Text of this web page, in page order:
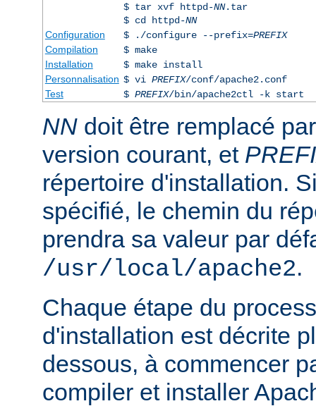
$ tar xvf httpd-NN.tar
$ cd httpd-NN
Configuration
$ ./configure --prefix=PREFIX
Compilation
$ make
Installation
$ make install
Personnalisation $ vi PREFIX/conf/apache2.conf
Test
$ PREFIX/bin/apache2ctl -k start
NN doit être remplacé
version courant, et
répertoire d'installation.
spécifié, le chemin du
prendra sa valeur par
/usr/local/apache2.
Chaque étape du
d'installation est décrite
dessous, à commencer
compiler et installer